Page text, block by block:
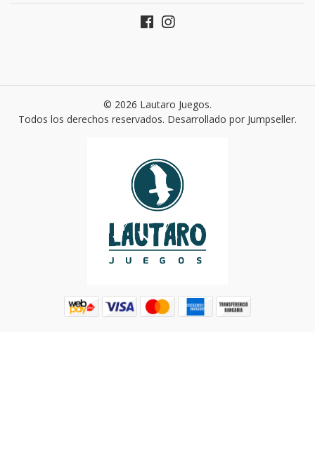
© 2026 Lautaro Juegos.
Todos los derechos reservados. Desarrollado por Jumpseller.